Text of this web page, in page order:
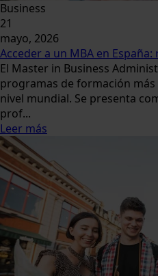
Business
21
mayo, 2026
Acceder a un MBA en
El Master in Business
programas de formación
nivel mundial. Se presenta
prof...
Leer más